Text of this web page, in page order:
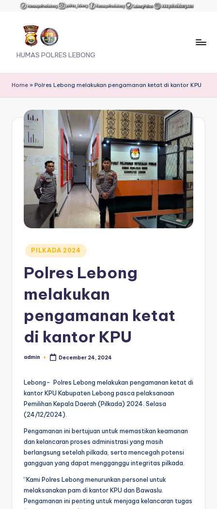
content
HUMAS POLRES LEBONG
Home » Polres Lebong melakukan pengamanan ketat di kantor KPU
Posted
in
PILKADA 2024
Polres Lebong
melakukan
pengamanan ketat
di kantor KPU
Posted
admin December 24, 2024
Lebong- Polres Lebong melakukan pengamanan ketat di
kantor KPU Kabupaten Lebong pasca pelaksanaan
Pemilihan Kepala Daerah (Pilkada) 2024. Selasa
(24/12/2024).
Pengamanan ini bertujuan untuk memastikan keamanan
dan kelancaran proses administrasi yang masih
berlangsung setelah pilkada, serta mencegah potensi
gangguan yang dapat mengganggu integritas pilkada.
“Kami Polres Lebong menurunkan personel untuk
melaksanakan pam di kantor KPU dan Bawaslu.
Pengamanan ini penting untuk menjaga kelancaran tugas